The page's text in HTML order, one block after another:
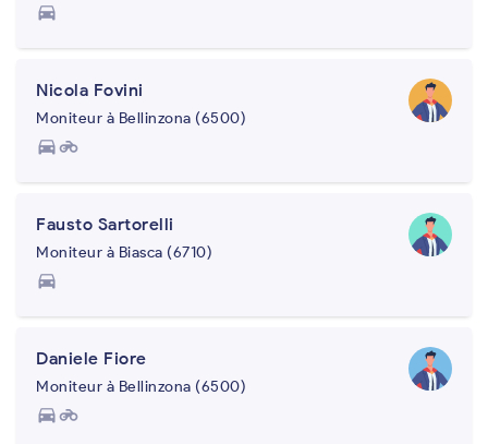
directions_car
Nicola Fovini
Moniteur à Bellinzona (6500)
directions_carmotorcycle
Fausto Sartorelli
Moniteur à Biasca (6710)
directions_car
Daniele Fiore
Moniteur à Bellinzona (6500)
directions_carmotorcycle